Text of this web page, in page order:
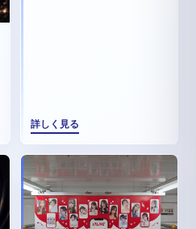
詳しく見る